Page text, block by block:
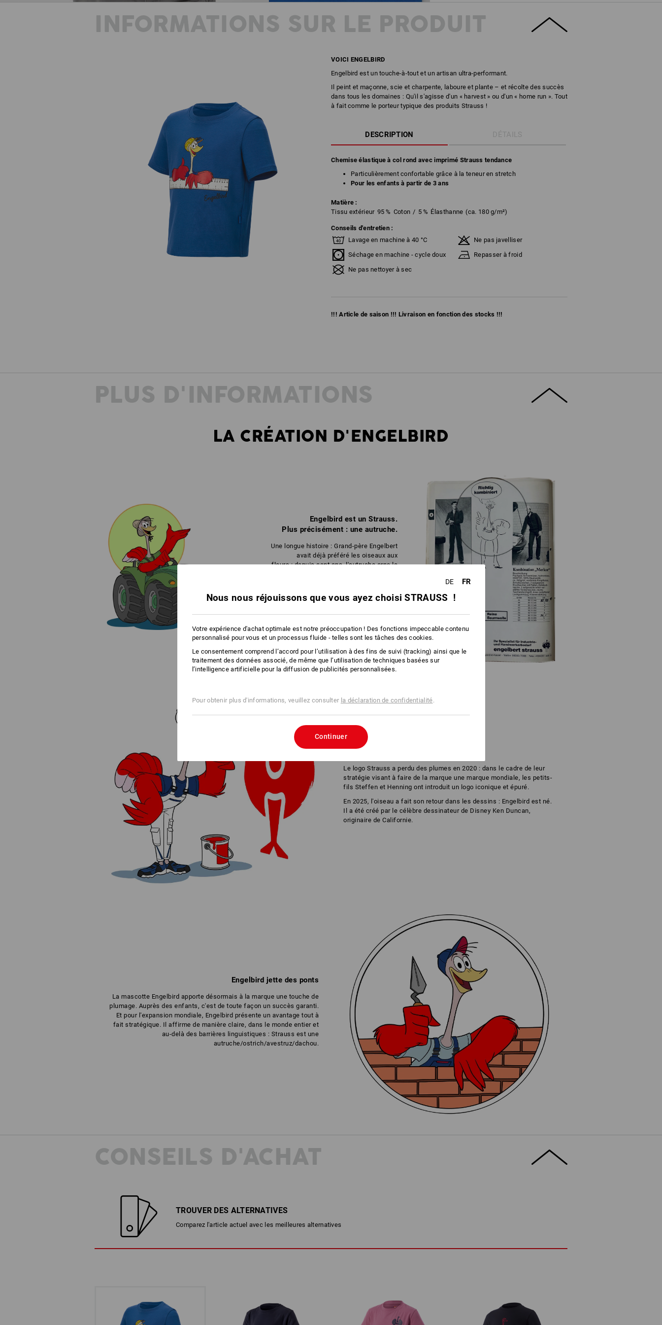
INFORMATIONS SUR LE PRODUIT
VOICI ENGELBIRD
Engelbird est un touche-à-tout et un artisan ultra-performant.
Il peint et maçonne, scie et charpente, laboure et plante – et récolte des succès
dans tous les domaines : Qu'il s'agisse d'un « harvest » ou d'un « home run ». Tout
à fait comme le porteur typique des produits Strauss !
DESCRIPTION DÉTAILS
Chemise élastique à col rond avec imprimé Strauss tendance
Particulièrement confortable grâce à la teneur en stretch
Pour les enfants à partir de 3 ans
Matière :
Tissu extérieur 95 % Coton / 5% Élasthanne (ca. 180 g/m²)
Conseils d'entretien :
Lavage en machine à 40 °C
Ne pas javelliser
Séchage en machine - cycle doux
Repasser à froid
Ne pas nettoyer à sec
!!! Article de saison !!! Livraison en fonction des stocks !!!
PLUS D'INFORMATIONS
LA CRÉATION D'ENGELBIRD
Engelbird est un Strauss.
Plus précisément : une autruche.
Une longue histoire : Grand-père Engelbert
avait déjà préféré les oiseaux aux
fleurs : depuis cent ans, l'autruche orne le
dans les catalogues Strauss, un Proto-
Engelbird fait des remarques sur les bonnes
DU LOGO À LA LÉGENDE
Le logo Strauss a perdu des plumes en 2020 : dans le cadre de leur
stratégie visant à faire de la marque une marque mondiale, les petits-
fils Steffen et Henning ont introduit un logo iconique et épuré.
En 2025, l'oiseau a fait son retour dans les dessins : Engelbird est né.
Il a été créé par le célèbre dessinateur de Disney Ken Duncan,
originaire de Californie.
Engelbird jette des ponts
La mascotte Engelbird apporte désormais à la marque une touche de
plumage. Auprès des enfants, c'est de toute façon un succès garanti.
Et pour l'expansion mondiale, Engelbird présente un avantage tout à
fait stratégique. Il affirme de manière claire, dans le monde entier et
au-delà des barrières linguistiques : Strauss est une
autruche/ostrich/avestruz/dachou.
CONSEILS D'ACHAT
TROUVER DES ALTERNATIVES
Comparez l'article actuel avec les meilleures alternatives
DE FR
Nous nous réjouissons que vous ayez choisi STRAUSS !
Votre expérience d'achat optimale est notre préoccupation ! Des fonctions impeccable contenu
personnalisé pour vous et un processus fluide - telles sont les tâches des cookies.
Le consentement comprend l’accord pour l’utilisation à des fins de suivi (tracking) ainsi que le
traitement des données associé, de même que l’utilisation de techniques basées sur
l’intelligence artificielle pour la diffusion de publicités personnalisées.
Pour obtenir plus d'informations, veuillez consulter la déclaration de confidentialité.
Continuer